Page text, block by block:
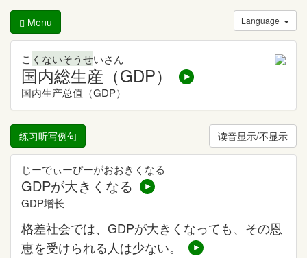
Menu Language
こ くないそうせいさん
国内総生産（GDP）
国内生产总值（GDP）
读音显示/不显示
练习听写例句
じーでぃーぴーがおおきくなる
GDPが大きくなる
GDP增长
格差社会では、GDPが大きくなっても、その恩
恵を受けられる人は少ない。